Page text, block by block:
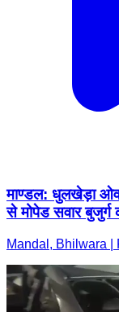
माण्डल: धुलखेड़ा
से मोपेड सवार
Mandal, Bhilwara |